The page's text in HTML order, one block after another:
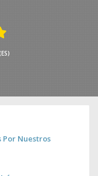
Por Nuestros